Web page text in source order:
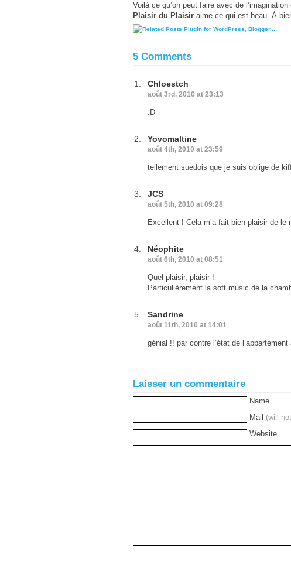
Voilà ce qu’on peut faire avec de
Plaisir du Plaisir aime ce qui est beau. À
5 Comments
Chloestch
août 3rd, 2010 at 23:13
:D
Yovomaltine
août 4th, 2010 at 23:59
tellement suedois que je suis oblige de
JCS
août 5th, 2010 at 09:28
Excellent ! Cela m’a fait bien plaisir de le
Néophite
août 6th, 2010 at 08:51
Quel plaisir, plaisir !
Particulièrement la soft music de la
Sandrine
août 11th, 2010 at 14:01
génial !! par contre l’état de
Laisser un commentaire
Name
Mail (will
Website